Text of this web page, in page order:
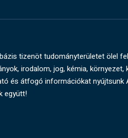
tizenöt tudományterületet ölel
irodalom, jog, kémia,
és átfogó információkat
együtt!